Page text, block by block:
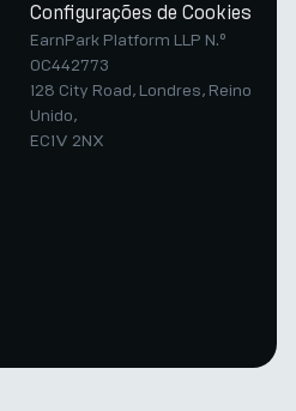
Configurações de Cookies
EarnPark Platform LLP N.º
OC442773
128 City Road, Londres, Reino
Unido,
EC1V 2NX